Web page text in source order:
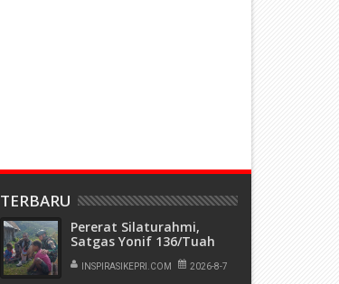
TERBARU
Pererat Silaturahmi,
Satgas Yonif 136/Tuah
Sakti Pos Ilu Gelar
Anjangsana di Kampung
INSPIRASIKEPRI.COM 2026-8-7